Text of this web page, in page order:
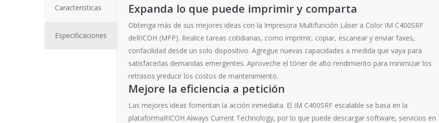
Caracteristicas
Especificaciones
Expanda lo que puede imprimir y comparta
Obtenga más de sus mejores ideas con la Impresora Multifunción Láser a Color IM C400SRF
deRICOH (MFP). Realice tareas cotidianas, como imprimir, copiar, escanear y enviar faxes,
confacilidad desde un solo dispositivo. Agregue nuevas capacidades a medida que vaya para
satisfacerlas demandas emergentes. Aproveche el tóner de alto rendimiento para minimizar los
retrasos yreducir los costos de mantenimiento.
Mejore la eficiencia a petición
Las mejores ideas fomentan la acción inmediata. El IM C400SRF escalable se basa en la
plataformaRICOH Always Current Technology, por lo que puede descargar software, servicios en